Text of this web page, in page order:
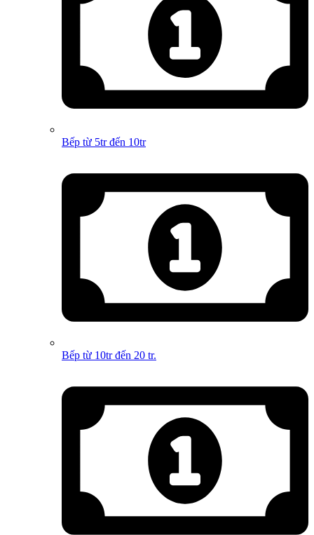
Bếp từ 5tr đến 10tr
Bếp từ 10tr đến 20 tr.